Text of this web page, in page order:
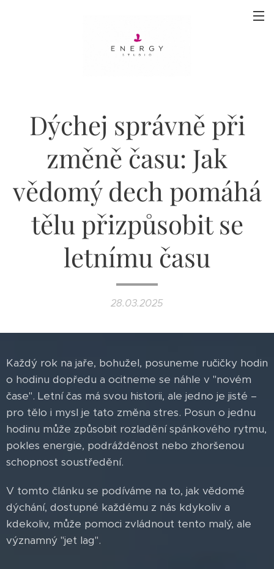
Dýchej správně při
změně času: Jak
vědomý dech pomáhá
tělu přizpůsobit se
letnímu času
28.03.2025
Každý rok na jaře, bohužel, posuneme ručičky hodin
o hodinu dopředu a ocitneme se náhle v "novém
čase". Letní čas má svou historii, ale jedno je jisté –
pro tělo i mysl je tato změna stres. Posun o jednu
hodinu může způsobit rozladění spánkového rytmu,
pokles energie, podrážděnost nebo zhoršenou
schopnost soustředění.
V tomto článku se podíváme na to, jak vědomé
dýchání, dostupné každému z nás kdykoliv a
kdekoliv, může pomoci zvládnout tento malý, ale
významný "jet lag".